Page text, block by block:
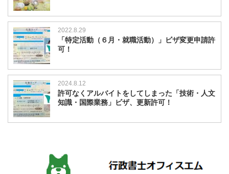
2022.8.29
「特定活動（６月・就職活動）」ビザ変更申請許
可！
2024.8.12
許可なくアルバイトをしてしまった「技術・人文
知識・国際業務」ビザ、更新許可！